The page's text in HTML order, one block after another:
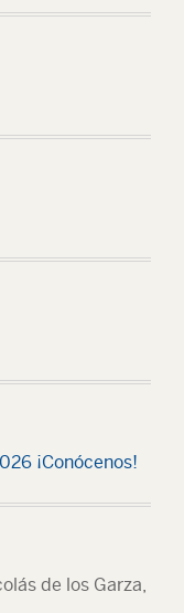
¡Conócenos!
de los Garza,